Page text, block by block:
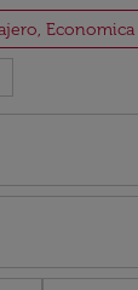
Economica